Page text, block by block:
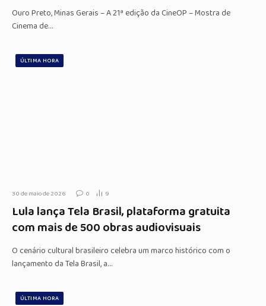
Ouro Preto, Minas Gerais – A 21ª edição da CineOP – Mostra de
Cinema de…
ÚLTIMA HORA
30 de maio de 2026 0 9
Lula lança Tela Brasil, plataforma gratuita
com mais de 500 obras audiovisuais
O cenário cultural brasileiro celebra um marco histórico com o
lançamento da Tela Brasil, a…
ÚLTIMA HORA